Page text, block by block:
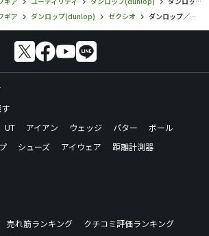
ギア ダンロップ(dunlop) ゼクシオ ダンロップ／ゼクシオ／ユーティリティの口コミ評価
UT アイアン ウェッジ パター
ボール
シューズ アイウェア
距離計測器
売れ筋ランキング
クチコミ評価ランキング